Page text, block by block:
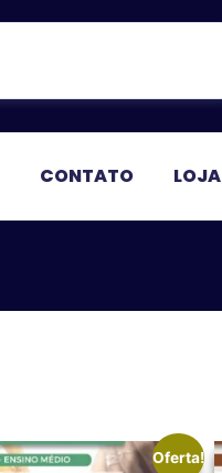
CONTATO LOJA
Oferta!